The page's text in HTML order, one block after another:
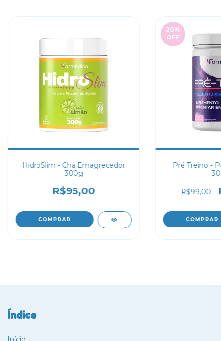
HidroSlim - Chá Emagrecedor
300g
R$95,00
COMPRAR
20%
OFF
Pré Treino -
R$99,00
COMPRAR
Índice
Início